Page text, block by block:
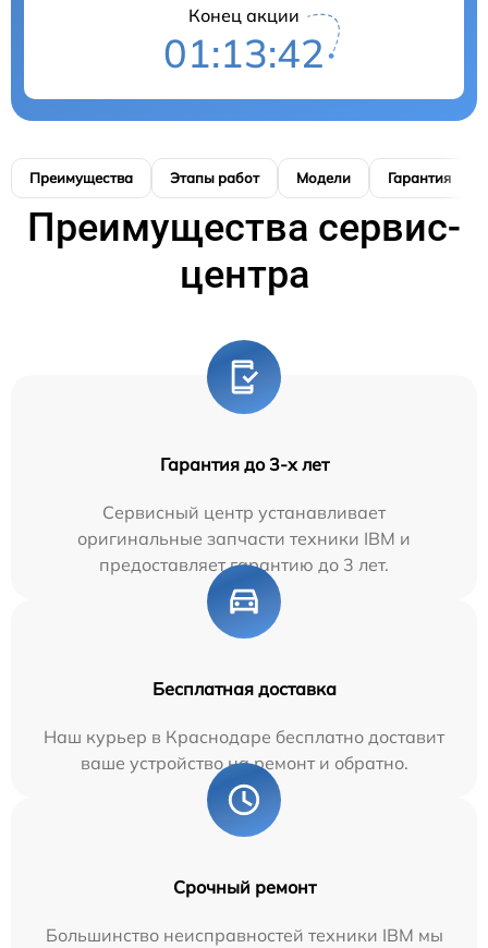
Конец акции
01:13:41
Преимущества Этапы работ Модели Гарантия
Преимущества сервис-
центра
Гарантия до 3-х лет
Сервисный центр устанавливает
оригинальные запчасти техники IBM и
предоставляет гарантию до 3 лет.
Бесплатная доставка
Наш курьер в Краснодаре бесплатно доставит
ваше устройство на ремонт и обратно.
Срочный ремонт
Большинство неисправностей техники IBM мы